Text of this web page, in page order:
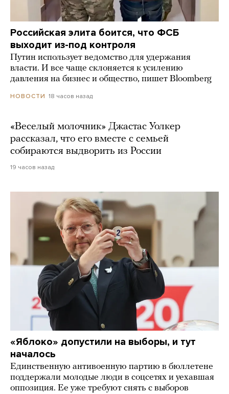
Российская элита боится, что ФСБ
выходит из-под контроля
Путин использует ведомство для удержания
власти. И все чаще склоняется к усилению
давления на бизнес и общество, пишет Bloomberg
НОВОСТИ 18 часов назад
«Веселый молочник» Джастас Уолкер
рассказал, что его вместе с семьей
собираются выдворить из России
19 часов назад
«Яблоко» допустили на выборы, и тут
началось
Единственную антивоенную партию в бюллетене
поддержали молодые люди в соцсетях и уехавшая
оппозиция. Ее уже требуют снять с выборов